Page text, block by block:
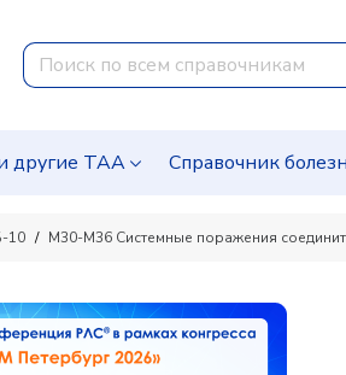
другие ТАА Справочник
10 M30-M36 Системные поражения